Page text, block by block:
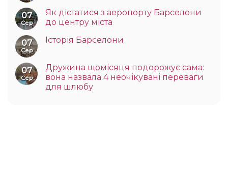
07
Сер
Як дістатися з аеропорту Барселони
до центру міста
07
Сер
Історія Барселони
07
Сер
Дружина щомісяця подорожує сама:
вона назвала 4 неочікувані переваги
для шлюбу